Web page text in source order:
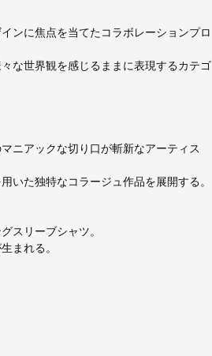
ンに焦点を当てたコラボレーションプロ
な世界観を感じるままに表現するカテゴ
ニアックな切り口が斬新なアーティス
いた独特なコラージュ作品を展開する。
スリーブシャツ。
まれる。